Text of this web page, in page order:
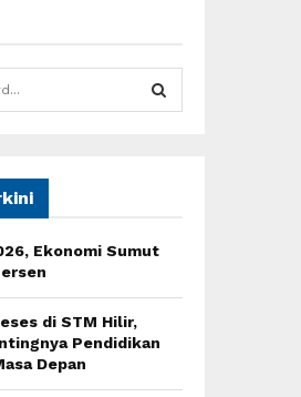
Ekonomi Sumut
di STM Hilir,
Pendidikan
Depan